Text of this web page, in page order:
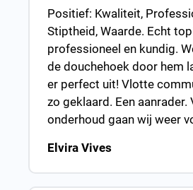
Positief: Kwaliteit,
Stiptheid, Waarde. Echt
professioneel en kundig.
de douchehoek door hem
er perfect uit! Vlotte
zo geklaard. Een
onderhoud gaan wij weer
Elvira Vives